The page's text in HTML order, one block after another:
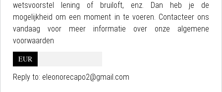
wetsvoorstel lening of bruiloft, enz. Dan heb je de
mogelijkheid om een moment in te voeren. Contacteer ons
vandaag voor meer informatie over onze algemene
voorwaarden
EUR
Reply to: eleonorecapo2@gmail.com